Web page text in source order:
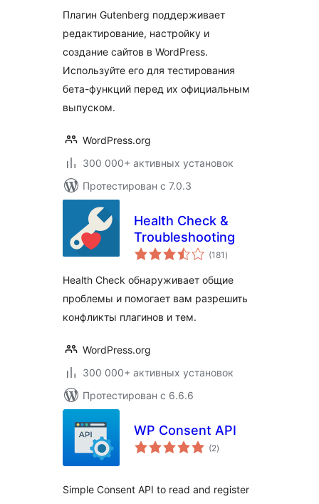
Плагин Gutenberg поддерживает
редактирование, настройку и
создание сайтов в WordPress.
Используйте его для тестирования
бета-функций перед их официальным
выпуском.
WordPress.org
300 000+ активных установок
Протестирован с 7.0.3
Health Check &
Troubleshooting
(181 общий
рейтинг
)
Health Check обнаруживает общие
проблемы и помогает вам разрешить
конфликты плагинов и тем.
WordPress.org
300 000+ активных установок
Протестирован с 6.6.6
WP Consent API
(2общий
рейтинг
)
Simple Consent API to read and register